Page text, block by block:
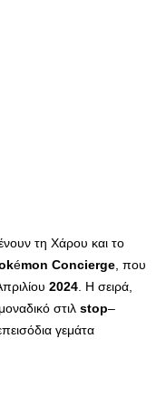
τη Χάρου και το
émon Concierge , που
2024 . Η σειρά,
στιλ stop–
γεμάτα